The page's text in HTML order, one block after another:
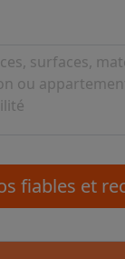
fiables et